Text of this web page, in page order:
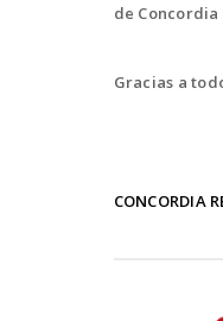
de Concordia
Gracias a
CONCORDIA